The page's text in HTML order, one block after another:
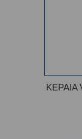
ΚΕΡΑΙΑ